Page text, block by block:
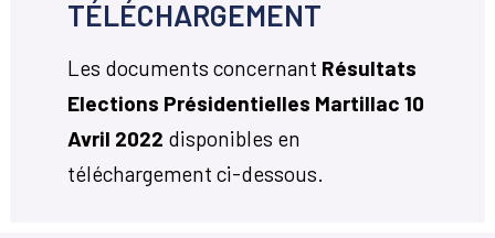
TÉLÉCHARGEMENT
Les documents concernant Résultats
Elections Présidentielles Martillac 10
Avril 2022 disponibles en
téléchargement ci-dessous.